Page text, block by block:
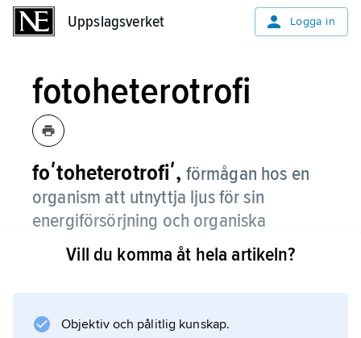
Uppslagsverket Logga in
fotoheterotrofi
foʹtoheterotrofiʹ, förmågan hos en
organism att utnyttja ljus för sin
energiförsörjning och organiska
föreningar som kolkälla vid syntesen av
cellmaterial.
liv
Vill du komma åt hela artikeln?
Objektiv och pålitlig kunskap.